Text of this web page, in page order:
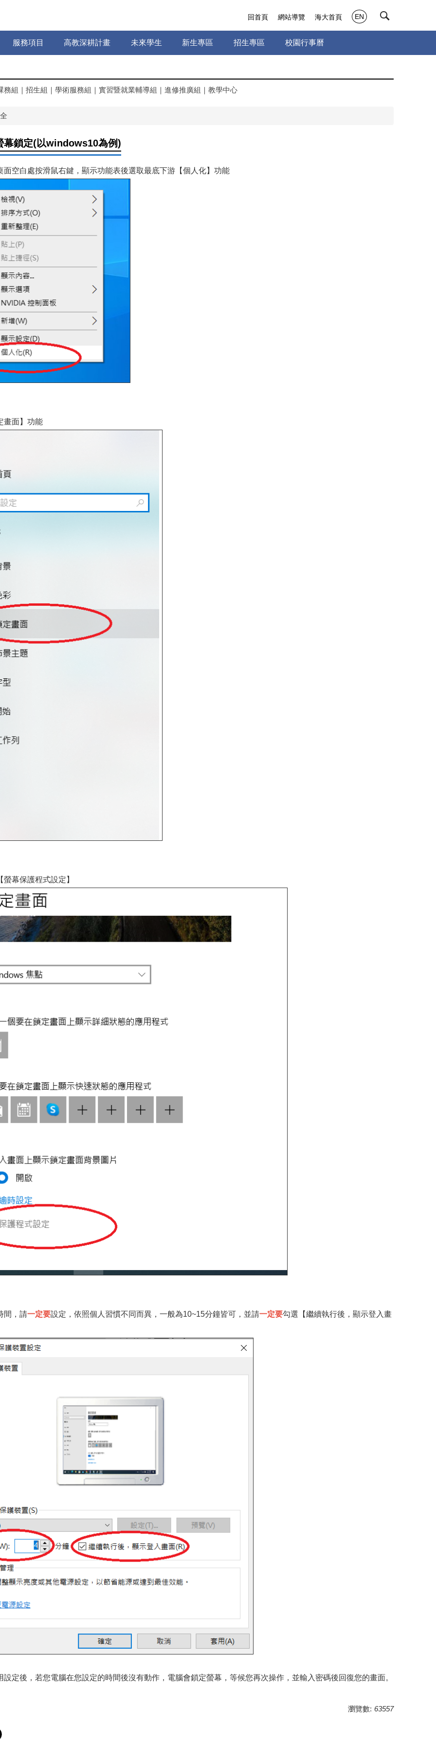
服務項目 高教深耕計畫 未來學生 新生專區 招生專區 校園行事曆
回首頁 網站導覽 海大首頁 EN
務組 ｜ 招生組 ｜ 學術服務組 ｜ 實習暨就業輔導組 ｜ 進修推廣組 ｜ 教學中心
幕鎖定(以windows10為例)
面空白處按滑鼠右鍵，顯示功能表後選取最底下游【個人化】功能
畫面】功能
螢幕保護程式設定】
間，請一定要設定，依照個人習慣不同而異，一般為10~15分鐘皆可，並請一定要勾選【繼續執行後，顯示登入畫
設定後，若您電腦在您設定的時間後沒有動作，電腦會鎖定螢幕，等候您再次操作，並輸入密碼後回復您的畫面。
瀏覽數: 63557